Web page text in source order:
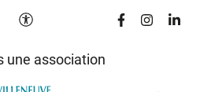
Paramètres d'accessibilité
Lien vers le
Lien vers
Lien
une association